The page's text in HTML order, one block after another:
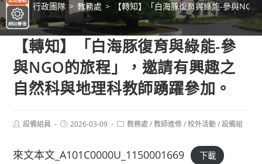
> 行政團隊 > 教務處 > 【轉知】「白海豚復育與綠能-參與
【轉知】「白海豚復育與綠能-參
與NGO的旅程」，邀請有興趣之
自然科與地理科教師踴躍參加。
Post設備組員
Post2026-03-09
Post教務處 / 教師進修 / 校外活動 / 設備組
來文本文_A101C0000U_1150001669 下載